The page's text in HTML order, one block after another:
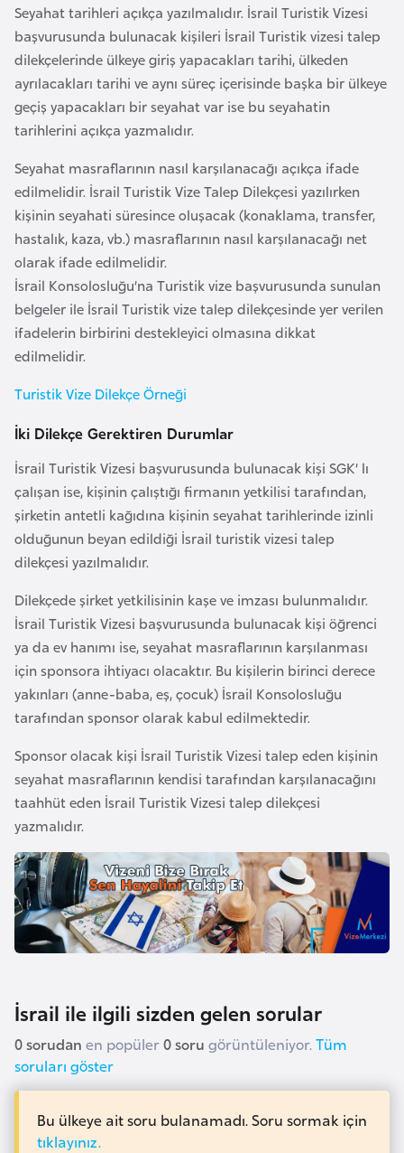
Seyahat tarihleri açıkça yazılmalıdır. İsrail Turistik Vizesi
başvurusunda bulunacak kişileri İsrail Turistik vizesi talep
dilekçelerinde ülkeye giriş yapacakları tarihi, ülkeden
ayrılacakları tarihi ve aynı süreç içerisinde başka bir ülkeye
geçiş yapacakları bir seyahat var ise bu seyahatin
tarihlerini açıkça yazmalıdır.
Seyahat masraflarının nasıl karşılanacağı açıkça ifade
edilmelidir. İsrail Turistik Vize Talep Dilekçesi yazılırken
kişinin seyahati süresince oluşacak (konaklama, transfer,
hastalık, kaza, vb.) masraflarının nasıl karşılanacağı net
olarak ifade edilmelidir.
İsrail Konsolosluğu’na Turistik vize başvurusunda sunulan
belgeler ile İsrail Turistik vize talep dilekçesinde yer verilen
ifadelerin birbirini destekleyici olmasına dikkat
edilmelidir.
Turistik Vize Dilekçe Örneği
İki Dilekçe Gerektiren Durumlar
İsrail Turistik Vizesi başvurusunda bulunacak kişi SGK’ lı
çalışan ise, kişinin çalıştığı firmanın yetkilisi tarafından,
şirketin antetli kağıdına kişinin seyahat tarihlerinde izinli
olduğunun beyan edildiği İsrail turistik vizesi talep
dilekçesi yazılmalıdır.
Dilekçede şirket yetkilisinin kaşe ve imzası bulunmalıdır.
İsrail Turistik Vizesi başvurusunda bulunacak kişi öğrenci
ya da ev hanımı ise, seyahat masraflarının karşılanması
için sponsora ihtiyacı olacaktır. Bu kişilerin birinci derece
yakınları (anne-baba, eş, çocuk) İsrail Konsolosluğu
tarafından sponsor olarak kabul edilmektedir.
Sponsor olacak kişi İsrail Turistik Vizesi talep eden kişinin
seyahat masraflarının kendisi tarafından karşılanacağını
taahhüt eden İsrail Turistik Vizesi talep dilekçesi
yazmalıdır.
İsrail ile ilgili sizden gelen sorular
0 sorudan en popüler0 soru görüntüleniyor.Tüm
soruları göster
Bu ülkeye ait soru bulanamadı. Soru sormak için
tıklayınız.
b
a
y
c
a
n
B
a
h
r
e
y
n
B
n
l
a
d
e
ş
B
e
l
a
r
s
B
l
ç
i
k
a
B
e
n
i